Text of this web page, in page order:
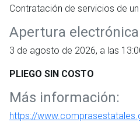
Contratación de servicios de
Apertura electrónica
3 de agosto de 2026, a las
PLIEGO SIN COSTO
Más información:
https://